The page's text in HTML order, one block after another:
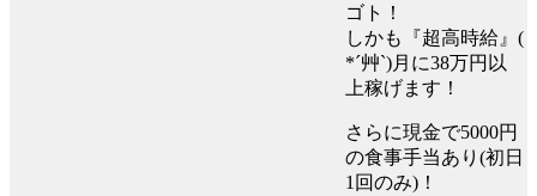
ゴト！
しかも『超高時給』(
*´艸`)月に38万円以
上稼げます！
さらに現金で5000円
の食事手当あり(初日
1回のみ)！